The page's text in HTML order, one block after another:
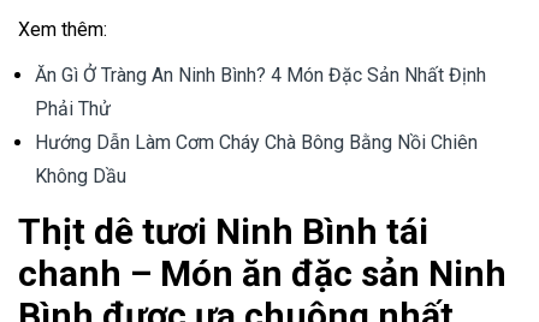
Xem thêm:
Ăn Gì Ở Tràng An Ninh Bình? 4 Món Đặc Sản Nhất Định
Phải Thử
Hướng Dẫn Làm Cơm Cháy Chà Bông Bằng Nồi Chiên
Không Dầu
Thịt dê tươi Ninh Bình tái
chanh – Món ăn đặc sản Ninh